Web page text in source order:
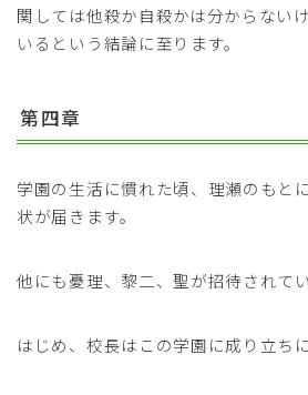
関しては他殺か自殺かは分からない
いるという結論に至ります。
第四章
学園の生活に慣れた頃、理瀬のもと
状が届きます。
他にも憂理、黎二、聖が招待されて
はじめ、校長はこの学園に成り立ち